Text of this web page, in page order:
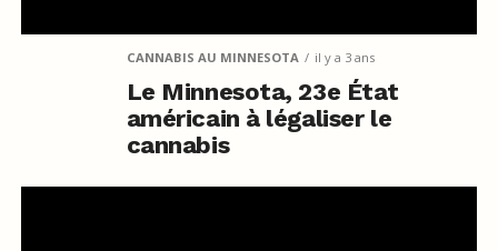
CANNABIS AU MINNESOTA il y a 3 ans
Le Minnesota, 23e État
américain à légaliser le
cannabis